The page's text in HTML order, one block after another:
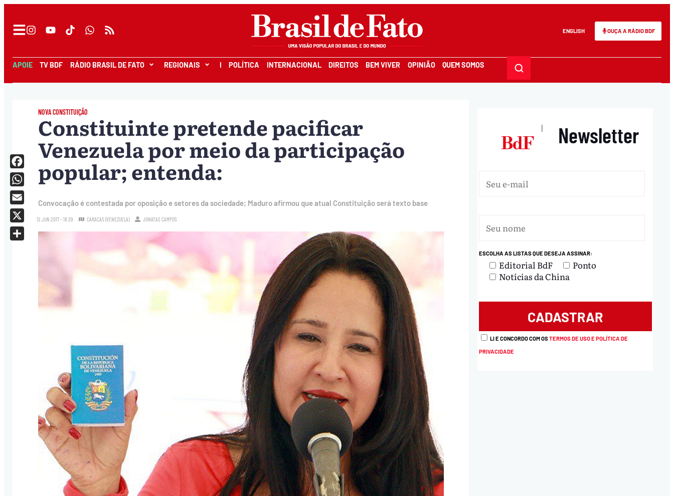
ENGLISH OUÇA A RÁDIO BDF
APOIE TV BDF RÁDIO BRASIL DE FATO REGIONAIS I POLÍTICA INTERNACIONAL DIREITOS BEM VIVER OPINIÃO QUEM SOMOS
NOVA CONSTITUIÇÃO
Constituinte pretende pacificar
Venezuela por meio da participação
popular; entenda:
Convocação é contestada por oposição e setores da sociedade; Maduro afirmou que atual Constituição será texto base
12.JUN.2017 - 18:39 CARACAS (VENEZUELA) JONATAS CAMPOS
Facebook
WhatsApp
Email
X
| Newsletter
ESCOLHA AS LISTAS QUE DESEJA ASSINAR:
Editorial BdF
Ponto
Notícias da China
LI E CONCORDO COM OSTERMOS DE USO E POLÍTICA DE
PRIVACIDADE